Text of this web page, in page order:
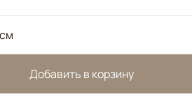
Добавить в корзину